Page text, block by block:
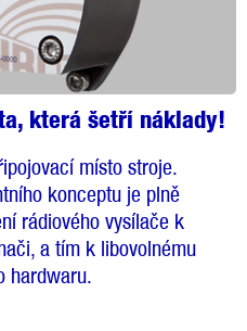
která šetří náklady!
místo stroje.
konceptu je plně
rádiového vysílače k
a tím k libovolnému
hardwaru.